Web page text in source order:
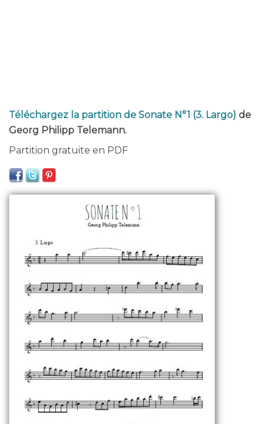
Téléchargez la partition de Sonate N°1 (3. Largo) de
Georg Philipp Telemann.
Partition gratuite en PDF